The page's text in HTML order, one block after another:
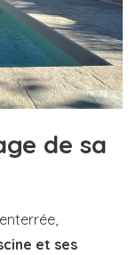
de sa
et ses